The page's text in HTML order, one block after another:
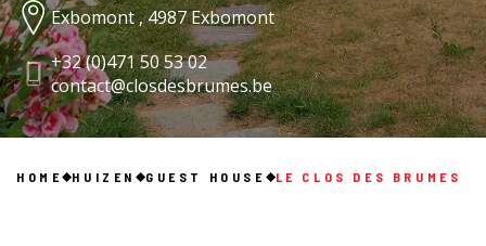
Exbomont , 4987 Exbomont
+32 (0)471 50 53 02
contact@closdesbrumes.be
HOME HUIZEN GUEST HOUSE LE CLOS DES BRUMES